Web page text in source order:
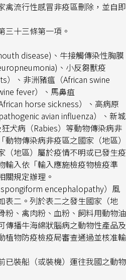
禽流行性感冒非疫區刪除，並自即
三十三條第一項。
disease) 、牛接觸傳染性胸膜
、小反芻獸疫
）、非洲豬瘟（African swine
fever）、馬鼻疽
horse sickness）、高病原
avian influenza）、新城
犬病（Rabies）等動物傳染病非
物傳染病非疫區之國家（地區）
（地區）屬於疫情不明或已發生疫
輸入依「輸入應施檢疫物檢疫準
關規定辦理。
encephalopathy）風
表二。列於表二之發生國家（地
粉、禽肉粉、血粉、飼料用動物油
傳播牛海綿狀腦病之動物性產品及
植物防疫檢疫局審查通過並核准輸
已裝船（或裝機）運往我國之動物